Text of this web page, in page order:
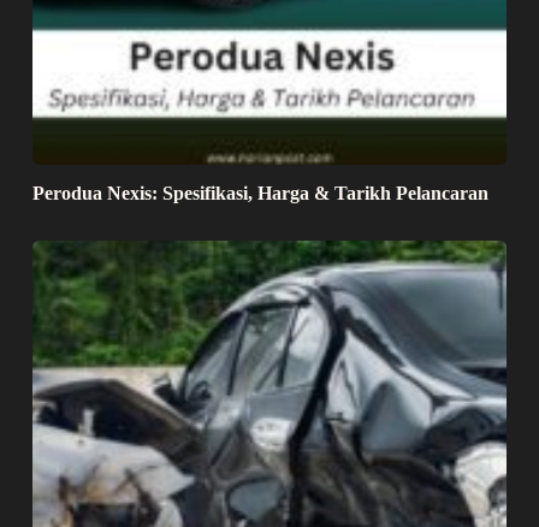
Perodua Nexis: Spesifikasi, Harga & Tarikh Pelancaran